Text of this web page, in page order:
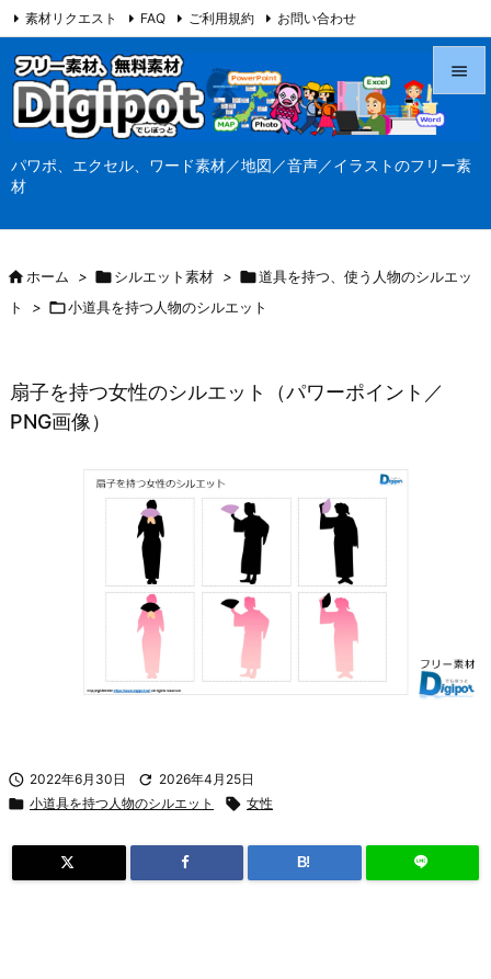
パワポ、エクセル、ワード素材／地図／音声／イラストのフリー素
材




素材リクエスト FAQ ご利用規約 お問い合わせ
当サイト（Digipot.net）について
ホーム > シルエット素材 > 道具を持つ、使う人物のシルエッ
ト
> 小道具を持つ人物のシルエット
扇子を持つ女性のシルエット（パワーポイント／
PNG画像）
 2022年6月30日  2026年4月25日
 小道具を持つ人物のシルエット  女性
B!